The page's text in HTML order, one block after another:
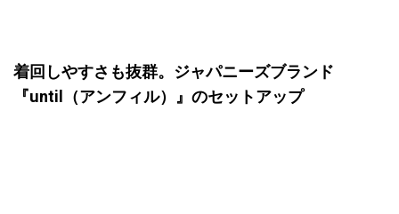
着回しやすさも抜群。ジャパニーズブランド
『until（アンフィル）』のセットアップ